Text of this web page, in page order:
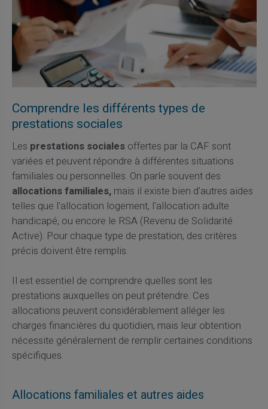
Comprendre les différents types de
prestations sociales
Les prestations socialesoffertes par la CAF sont
variées et peuvent répondre à différentes situations
familiales ou personnelles. On parle souvent des
allocations familiales,mais il existe bien d'autres aides
telles que l'allocation logement, l'allocation adulte
handicapé, ou encore le RSA (Revenu de Solidarité
Active). Pour chaque type de prestation, des critères
précis doivent être remplis.
Il est essentiel de comprendre quelles sont les
prestations auxquelles on peut prétendre. Ces
allocations peuvent considérablement alléger les
charges financières du quotidien, mais leur obtention
nécessite généralement de remplir certaines conditions
spécifiques.
Allocations familiales et autres aides